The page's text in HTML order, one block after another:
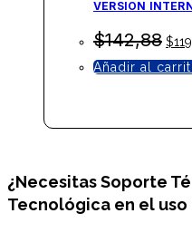
VERSION
$142,88 El
$
Añadir al
¿NecesitasSoporte
Tecnológica en el